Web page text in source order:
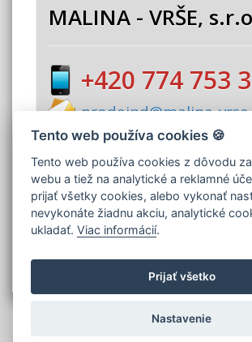
MALINA - VRŠE,
+420 774 753
prodejnd@malina-
Nájdete nás aj na Facebooku
NEZÁVÄZNÝ DOPYT
Zásady
Tento web používa cookies 🍪
Tento web používa cookies z dôvodu
webu a tiež na analytické a reklamné
prijať všetky cookies, alebo vykonať
nevykonáte žiadnu akciu, analytické
ukladať.Viac informácií.
Prijať všetko
Nastavenie